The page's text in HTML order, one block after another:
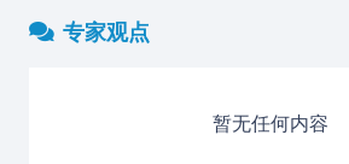
专家观点
暂无任何内容